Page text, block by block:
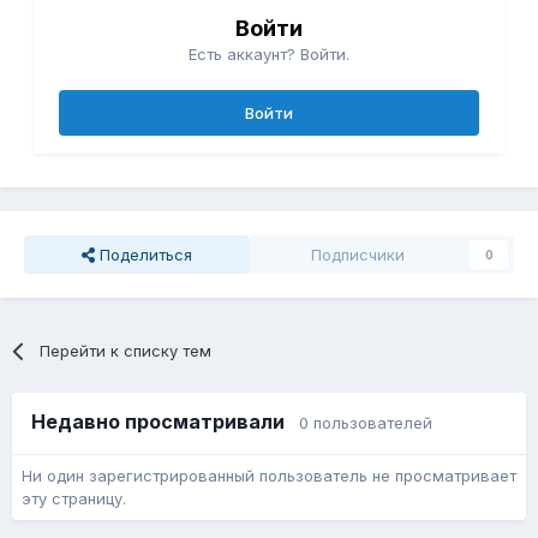
Войти
Есть аккаунт? Войти.
Войти
Поделиться Подписчики 0
Перейти к списку тем
Недавно просматривали 0 пользователей
Ни один зарегистрированный пользователь не просматривает
эту страницу.